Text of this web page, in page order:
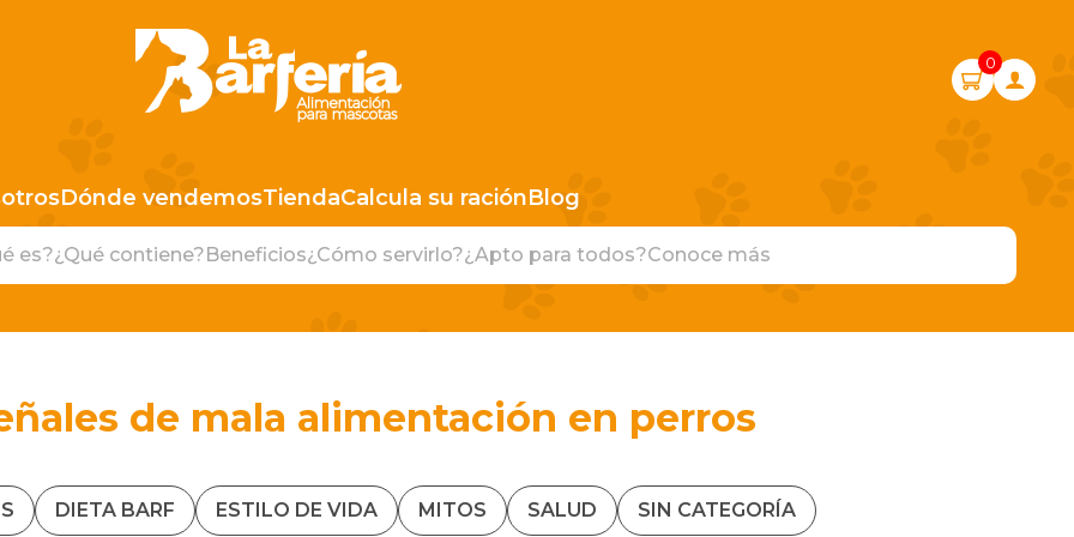
0
Dónde vendemosTiendaCalcula su raciónBlog
es?¿Qué contiene?Beneficios¿Cómo servirlo?¿Apto para todos?Conoce más
de mala alimentación en perros
DIETA BARF ESTILO DE VIDA MITOS SALUD SIN CATEGORÍA